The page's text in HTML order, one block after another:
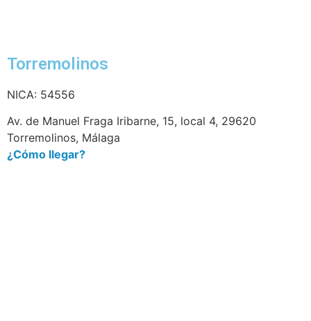
Torremolinos
NICA: 54556
Av. de Manuel Fraga Iribarne, 15, local 4, 29620
Torremolinos, Málaga
¿Cómo llegar?